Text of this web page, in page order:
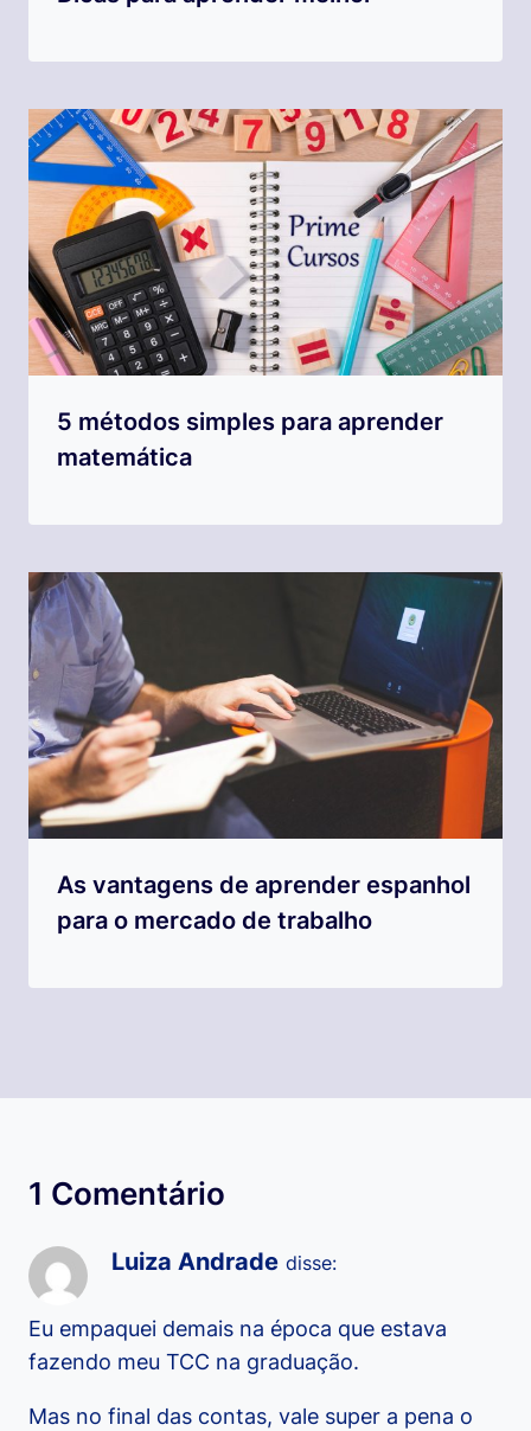
5 métodos simples para aprender
matemática
As vantagens de aprender espanhol
para o mercado de trabalho
1 Comentário
Luiza Andrade disse:
Eu empaquei demais na época que estava
fazendo meu TCC na graduação.
Mas no final das contas, vale super a pena o